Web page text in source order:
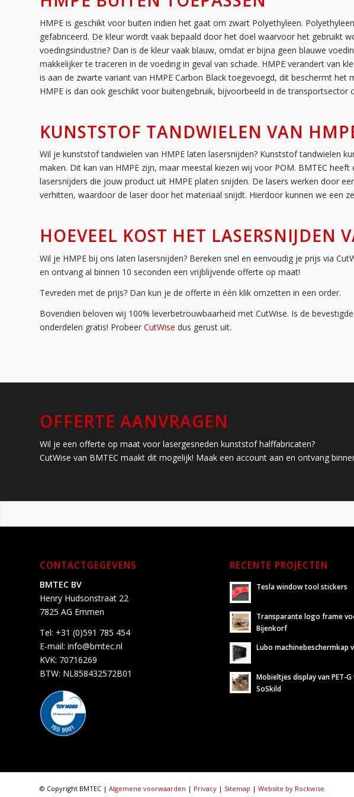
HMPE is geschikt voor buiten indien het gaat om zwart Polyethyleen.
gefabriceerd. De kleur wordt vaak bepaald door het doel waarvoor het gebruikt
voedingsindustrie? Dan is de kleur vaak blauw, omdat er bijna geen blauwe
makkelijker te traceren in de voeding in geval van schade. HMPE verandert van
is aan de zwarte variant van HMPE Carbon Black toegevoegd, dit beschermt het
HMPE is dan ook geschikt voor buitengebruik, bijvoorbeeld in de transportsector
KUNSTSTOF TANDWIELEN VAN
Wil je kunststof tandwielen van HMPE laten lasersnijden? Kunststof tandwielen
maken. Dit kan van HMPE zijn, maar meestal kiezen wij voor POM. BMTEC
lasersnijders die jouw product uit HMPE platen snijden. De lasers werken door
verhitten, waardoor de laser door het materiaal snijdt. Hierdoor kunnen we een
HOEVEEL KOST HET LASERSNIJDEN
Wil je HMPE bij ons laten lasersnijden? Bereken snel en eenvoudig je prijs via
en ontvang al binnen 10 seconden een vrijblijvende offerte op maat!
Tevreden met de prijs? Dan kun je de offerte in één klik omzetten in een order.
Bovendien beloven wij 100% leverbetrouwbaarheid met CutWise. Is de
onderdelen gratis! Probeer CutWise dus gerust uit.
OFFERTE AANVRAGEN
Wil je een offerte op maat voor lasergesneden kunststof halffabricaten?
CutWise van BMTEC maakt dit mogelijk! Maak een account aan en ontvang
CONTACTGEGEVENS
BMTEC BV
Henry Hudsonstraat 22
7825 AG Emmen
Tel: +31 (0)591 785 454
E-mail: info@bmtec.nl
KVK: 70716269
BTW: NL858432572B01
RECENTE PROJECTEN
Tesla window tool stickers
Transparante logo frame
Bijenkorf
Lubo machinebeschermkap
Mobieltjes display van PET-
SoSkild
© Copyright BMTEC | Algemene voorwaarden | Privacy | Sitemap | Website by Rockwise